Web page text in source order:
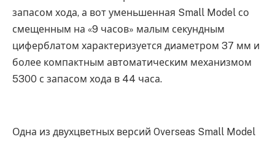
запасом хода, а вот уменьшенная Small Model со
смещенным на «9 часов» малым секундным
циферблатом характеризуется диаметром 37 мм и
более компактным автоматическим механизмом
5300 с запасом хода в 44 часа.
Одна из двухцветных версий Overseas Small Model